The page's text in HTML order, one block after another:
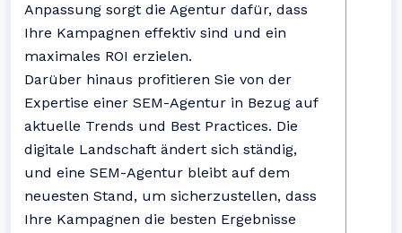
Anpassung sorgt die Agentur dafür, dass
Ihre Kampagnen effektiv sind und ein
maximales ROI erzielen.
Darüber hinaus profitieren Sie von der
Expertise einer SEM-Agentur in Bezug auf
aktuelle Trends und Best Practices. Die
digitale Landschaft ändert sich ständig,
und eine SEM-Agentur bleibt auf dem
neuesten Stand, um sicherzustellen, dass
Ihre Kampagnen die besten Ergebnisse